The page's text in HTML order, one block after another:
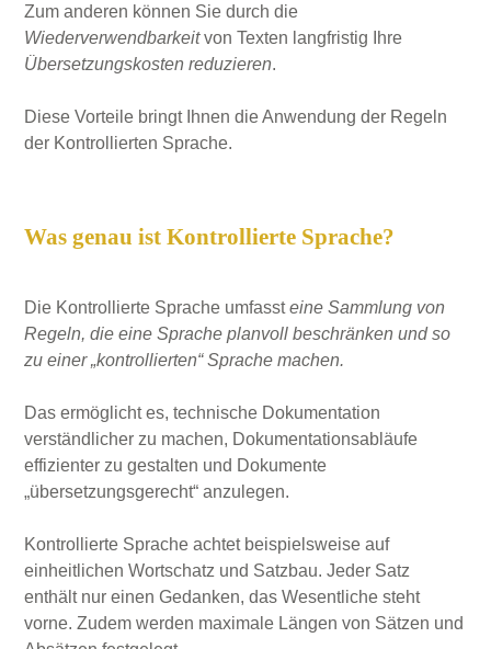
Zum anderen können Sie durch die
Wiederverwendbarkeitvon Texten langfristig Ihre
Übersetzungskosten reduzieren.
Diese Vorteile bringt Ihnen die Anwendung der Regeln
der Kontrollierten Sprache.
Was genau ist Kontrollierte Sprache?
Die Kontrollierte Sprache umfassteine Sammlung von
Regeln, die eine Sprache planvoll beschränken und so
zu einer „kontrollierten“ Sprache machen.
Das ermöglicht es, technische Dokumentation
verständlicher zu machen, Dokumentationsabläufe
effizienter zu gestalten und Dokumente
„übersetzungsgerecht“ anzulegen.
Kontrollierte Sprache achtet beispielsweise auf
einheitlichen Wortschatz und Satzbau. Jeder Satz
enthält nur einen Gedanken, das Wesentliche steht
vorne. Zudem werden maximale Längen von Sätzen und